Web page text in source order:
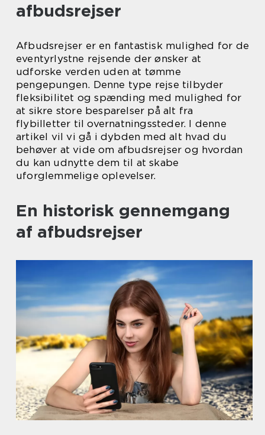
afbudsrejser
Afbudsrejser er en fantastisk mulighed for de
eventyrlystne rejsende der ønsker at
udforske verden uden at tømme
pengepungen. Denne type rejse tilbyder
fleksibilitet og spænding med mulighed for
at sikre store besparelser på alt fra
flybilletter til overnatningssteder. I denne
artikel vil vi gå i dybden med alt hvad du
behøver at vide om afbudsrejser og hvordan
du kan udnytte dem til at skabe
uforglemmelige oplevelser.
En historisk gennemgang
af afbudsrejser